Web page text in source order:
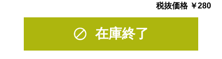
税抜価格 ￥280
在庫終了